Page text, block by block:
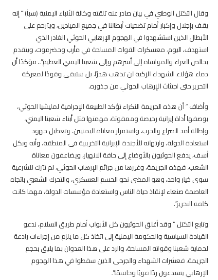
وقال التكتل الوطني في بيان صادر عنه تلقته وكالة الأنباء اليمنية (سبأ) ” إنه
يقف بإجلال وإكبار أمام تضحيات أبطالنا في جميع الميادين، ويترحم على
الأبطال الذين استشهدوا في الهجوم الإرهابي الحوثي الغادر الذي
استهدف، اليوم، معسكرات القوات المسلحة في مأرب وحضرموت، ويتقدم
بخالص العزاء والمواساة إلى أسرهم وإلى شعبنا اليمني العظيم”.. مؤكدًا أن
دماء هؤلاء الشهداء الزكية لن تذهب هدرًا، بل ستبقى وقودًا لمعركة
التحرير حتى اجتثاث الإرهاب الحوثي من جذوره.
وأضاف ” أن هذه الجريمة النكراء تؤكد الطبيعة الإجرامية لمليشيا الحوثي،
بوصفها أداة إيرانية رخيصة وممقوتة، مهمتها قتل أبناء شعبنا اليمني،
وإطالة أمد الصراع والحرب، واستمرار معاناة اليمنيين، وتعطيل جهود
استعادة الدولة، وارتهانه للأجندة الإيرانية التخريبية في المنطقة، وأنه ‏وبكل
أسف، يدفع الحوثيون بالأوضاع إلى حافة الانهيار، ويضاعفون معاناة
الشعب، فهذه الجريمة، وغيرها من جرائم الإرهاب الحوثي، لم تترك للشرعية
سوى خيار واحد، وهو المضي نحو الحسم العسكري، والتحرك الشعبي باتجاه
العاصمة صنعاء لإنقاذ حياة الناس واستعادة مؤسسات الدولة، مهما كانت
كلفة التحرير”.
وتابع التكتل ” وقد أغلق الحوثيون كل الأبواب أمام طريق السلام، ندعو
القيادة السياسية والحكومة اليمنية إلى اتخاذ كل ما يلزم من إجراءات رادعة
لحماية شعبنا وقواته المسلحة، والرد على هذا العدوان بما يليق بحجم
الجريمة، فعشرات الشهداء والجرحى الذين سقطوا في هذا الهجوم
الإرهابي يستدعون ردًا قويًا وحاسمًا”.